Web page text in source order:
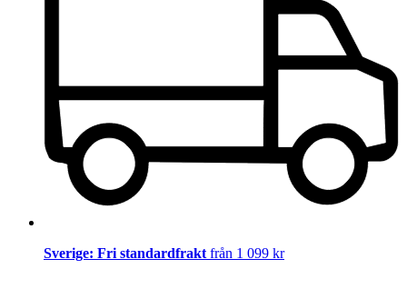
Sverige: Fri standardfrakt från 1 099 kr